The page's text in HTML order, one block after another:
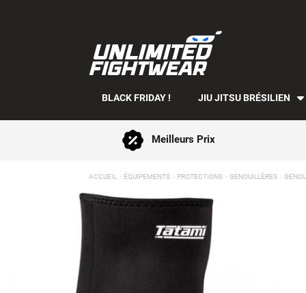
BLACK FRIDAY ! JIU JITSU BRÉSILIEN
Meilleurs Prix
ACCUEIL ÉQUIPEMENTS PROTECTIONS GENOUILLÈRES